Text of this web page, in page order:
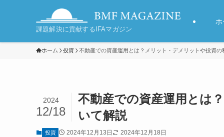
課題解決に貢献するIFAマガジン
ホーム 投資 不動産での資産運用とは？メリット・デメリットや投資の
不動産での資産運用とは
いて解説
2024
12/18
投資 2024年12月13日 2024年12月18日